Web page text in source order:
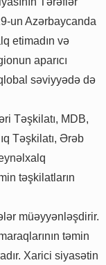
un Azərbaycanda
etimadın və
aparıcı
səviyyədə də
Təşkilatı, MDB,
Təşkilatı, Ərəb
təşkilatların
müəyyənləşdirir.
təmin
Xarici siyasətin